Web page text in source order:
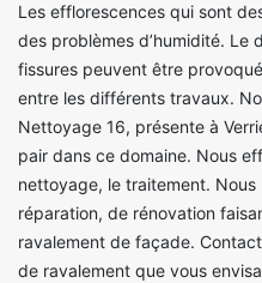
Les efflorescences qui sont
des problèmes d’humidité. Le
fissures peuvent être
entre les différents travaux.
Nettoyage 16, présente à
pair dans ce domaine. Nous
nettoyage, le traitement.
réparation, de rénovation
ravalement de façade.
de ravalement que vous